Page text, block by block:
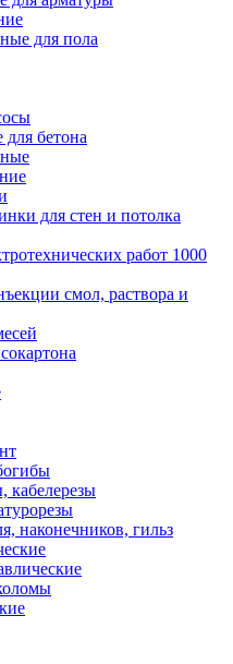
для пола
бетона
для стен и потолка
работ 1000
смол, раствора и
наконечников, гильз